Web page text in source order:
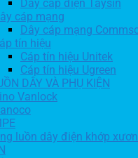
Dây cáp điện Taysin
cáp mạng
Dây cáp mạng
tín hiệu
Cáp tín hiệu Unitek
Cáp tín hiệu Ugreen
DÂY VÀ PHỤ KIỆN
Vanlock
luồn dây điện khớp